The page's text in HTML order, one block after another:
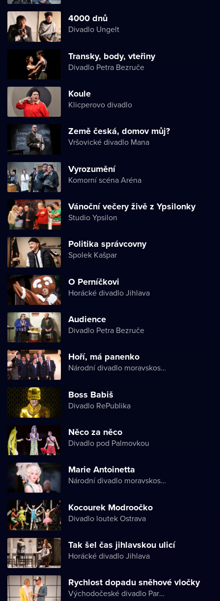
4000 dnů
Divadlo Ungelt
Transky, body, vteřiny
Divadlo Petra Bezruče
Koule
Klicperovo divadlo
Země česká, domov můj?
Vršovické divadlo Mana
Vyrozumění
Komorní scéna Aréna
Vánoční večery živě z Ypsilonky
Studio Ypsilon
Politika správcovny
Spolek Kašpar
O Perníčkovi
Horácké divadlo Jihlava
Audience
Divadlo Petra Bezruče
Hoří, má panenko
Národní divadlo moravskoslezské
Boss Babiš
Divadlo RePublika
Něco za něco
Divadlo pod Palmovkou
Marie Antoinetta
Národní divadlo moravskoslezské
Kocourek Modroočko
Divadlo loutek Ostrava
Tak šel čas jihlavskou ulicí
Horácké divadlo Jihlava
Rychlost dopadu sněhové vločky
Východočeské divadlo Pardubice